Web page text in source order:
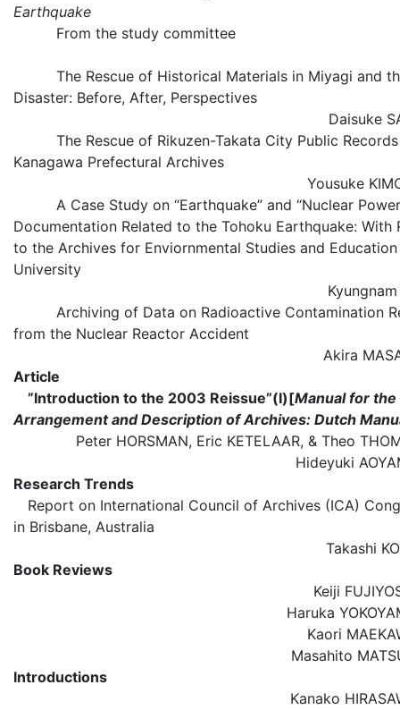
Earthquake
From the study committee
The Rescue of Historical Materials in Miyagi and
Disaster: Before, After, Perspectives
The Rescue of Rikuzen-Takata City Public
Kanagawa Prefectural Archives
Yousuke
A Case Study on “Earthquake” and “Nuclear Power
Documentation Related to the Tohoku Earthquake: With
to the Archives for Enviornmental Studies and Education
University
Archiving of Data on Radioactive Contamination
from the Nuclear Reactor Accident
Akira
Article
”Introduction to the 2003 Reissue”(Ⅰ)[Manual for the
Arrangement and Description of Archives: Dutch
Peter HORSMAN, Eric KETELAAR, & Theo
Hideyuki
Research Trends
Report on International Council of Archives (ICA)
in Brisbane, Australia
Takashi
Book Reviews
Keiji
Haruka
Kaori
Masahito
Introductions
Kanako